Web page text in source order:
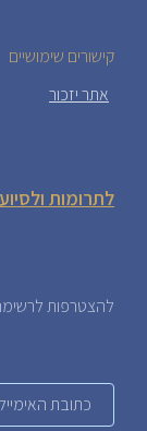
קישורים שימושיים
אתר יזכור
לתרומות
להצטרפות